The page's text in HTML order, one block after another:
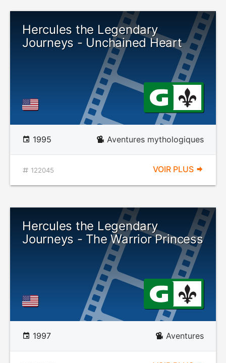
Hercules the Legendary
Journeys - Unchained Heart
1995 Aventures mythologiques
122045 VOIR PLUS
Hercules the Legendary
Journeys - The Warrior Princess
1997 Aventures